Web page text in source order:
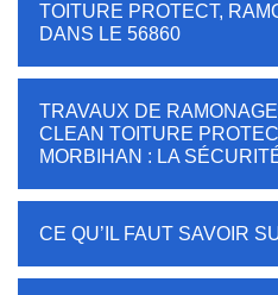
TOITURE PROTECT,
DANS LE 56860
TRAVAUX DE
CLEAN TOITURE
MORBIHAN : LA
CE QU’IL FAUT SAVOIR